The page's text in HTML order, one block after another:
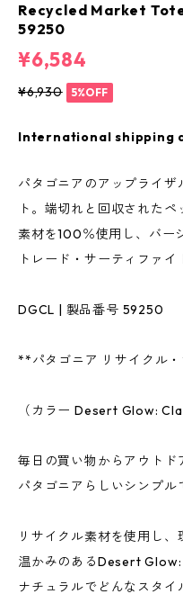
Recycled Market
59250
¥6,584
¥6,930 5%OFF
International shipping
パタゴニアのアップライ
ト。端切れと回収された
素材を100％使用し、バー
トレード・サーティファ
DGCL | 製品番号 59250
**パタゴニア リサイクル
（カラー Desert Glow:
毎日の買い物からアウトド
パタゴニアらしいシンプル
リサイクル素材を使用し、
温かみのあるDesert Glow:
ナチュラルでどんなスタイ